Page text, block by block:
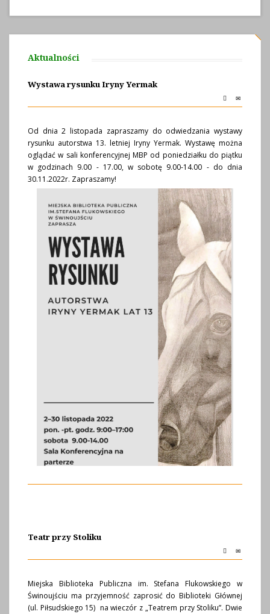
Aktualności
Wystawa rysunku Iryny Yermak
Od dnia 2 listopada zapraszamy do odwiedzania wystawy
rysunku autorstwa 13. letniej Iryny Yermak. Wystawę można
oglądać w sali konferencyjnej MBP od poniedziałku do piątku
w godzinach 9.00 - 17.00, w sobotę 9.00-14.00 - do dnia
30.11.2022r. Zapraszamy!
Teatr przy Stoliku
Miejska Biblioteka Publiczna im. Stefana Flukowskiego w
Świnoujściu ma przyjemność zaprosić do Biblioteki Głównej
(ul. Piłsudskiego 15) na wieczór z „Teatrem przy Stoliku”. Dwie